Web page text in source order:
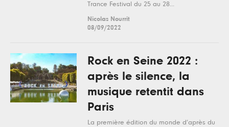
Trance Festival du 25 au 28...
Nicolas Nourrit
08/09/2022
Rock en Seine 2022 :
après le silence, la
musique retentit dans
Paris
La première édition du monde d’après du